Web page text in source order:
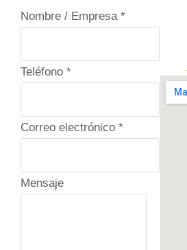
e
e
c
r
ó
i
Nombre / Empresa *
Teléfono *
Correo electrónico *
Mensaje